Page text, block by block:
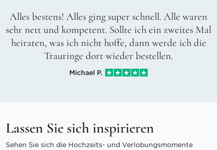
Alles bestens! Alles ging super schnell. Alle waren
sehr nett und kompetent. Sollte ich ein zweites Mal
heiraten, was ich nicht hoffe, dann werde ich die
Trauringe dort wieder bestellen.
Michael P.
Lassen Sie sich inspirieren
Sehen Sie sich die Hochzeits- und Verlobungsmomente